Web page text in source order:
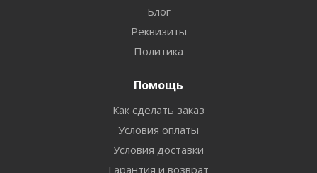
Блог
Реквизиты
Политика
Помощь
Как сделать заказ
Условия оплаты
Условия доставки
Гарантия и возврат